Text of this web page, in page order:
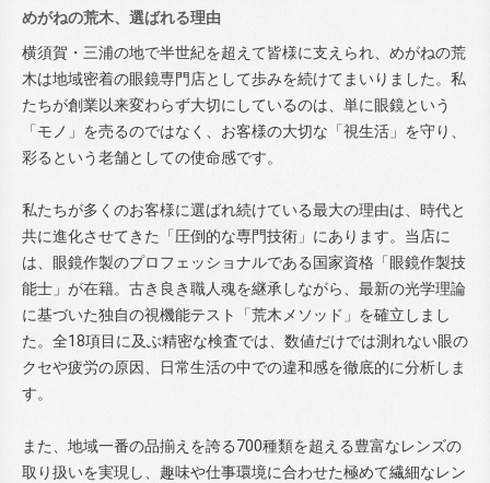
めがねの荒木、選ばれる理由
横須賀・三浦の地で半世紀を超えて皆様に支えられ、めがねの荒
木は地域密着の眼鏡専門店として歩みを続けてまいりました。私
たちが創業以来変わらず大切にしているのは、単に眼鏡という
「モノ」を売るのではなく、お客様の大切な「視生活」を守り、
彩るという老舗としての使命感です。
私たちが多くのお客様に選ばれ続けている最大の理由は、時代と
共に進化させてきた「圧倒的な専門技術」にあります。当店に
は、眼鏡作製のプロフェッショナルである国家資格「眼鏡作製技
能士」が在籍。古き良き職人魂を継承しながら、最新の光学理論
に基づいた独自の視機能テスト「荒木メソッド」を確立しまし
た。全18項目に及ぶ精密な検査では、数値だけでは測れない眼の
クセや疲労の原因、日常生活の中での違和感を徹底的に分析しま
す。
また、地域一番の品揃えを誇る700種類を超える豊富なレンズの
取り扱いを実現し、趣味や仕事環境に合わせた極めて繊細なレン